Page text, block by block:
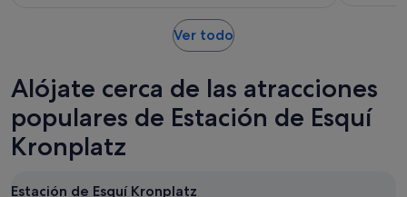
1 hora
comentarios
Ver todoSe
una
pestaña
nueva
Alójate cerca de las atracciones
populares de Estación de Esquí
Kronplatz
Estación de Esquí Kronplatz